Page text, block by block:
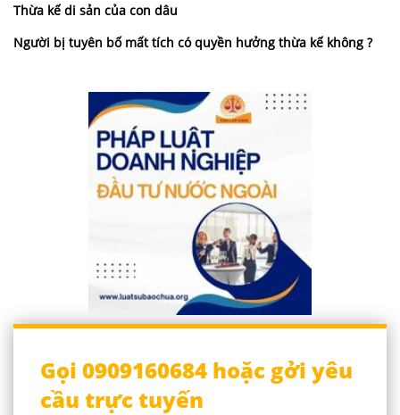
Thừa kế di sản của con dâu
Người bị tuyên bố mất tích có quyền hưởng thừa kế không ?
Gọi 0909160684 hoặc gởi yêu
cầu trực tuyến